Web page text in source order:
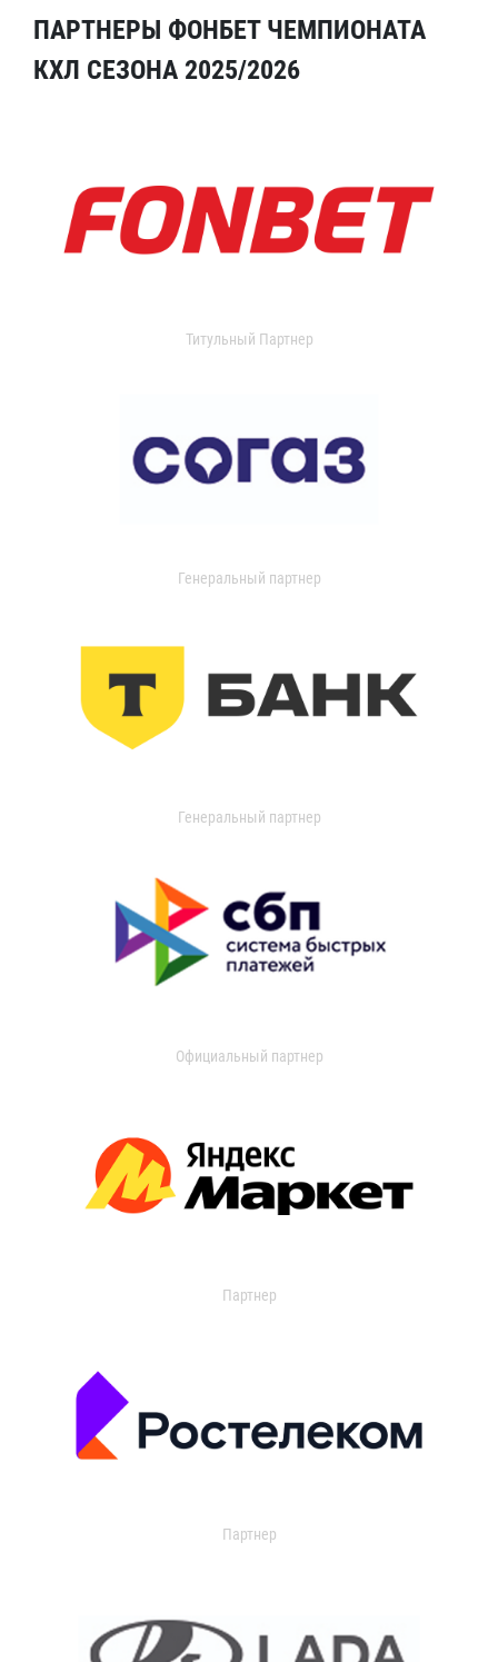
ПАРТНЕРЫ ФОНБЕТ ЧЕМПИОНАТА
КХЛ СЕЗОНА 2025/2026
Титульный Партнер
Генеральный партнер
Генеральный партнер
Официальный партнер
Партнер
Партнер